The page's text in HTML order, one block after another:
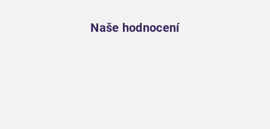
Naše hodnocení